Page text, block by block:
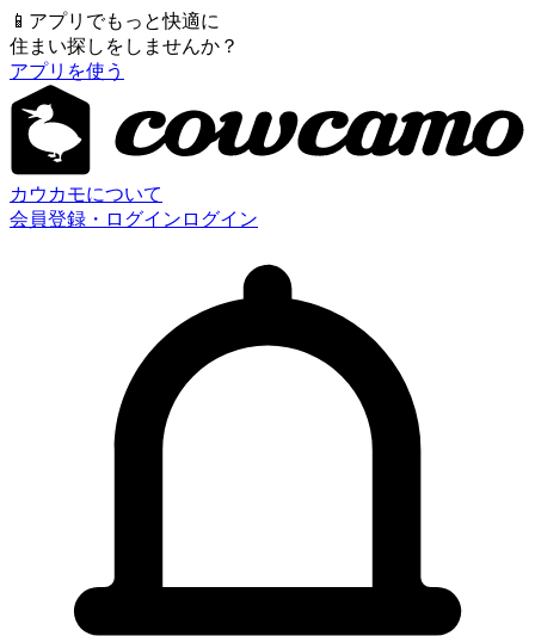
📱 アプリでもっと快適に
住まい探しをしませんか？
アプリを使う
カウカモについて
会員登録・ログイン ログイン